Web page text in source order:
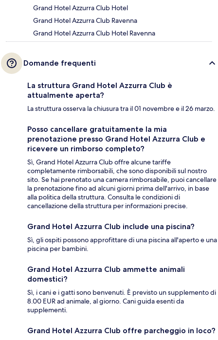
Grand Hotel Azzurra Club Hotel
Grand Hotel Azzurra Club Ravenna
Grand Hotel Azzurra Club Hotel Ravenna
Domande frequenti
La struttura Grand Hotel Azzurra Club è
attualmente aperta?
La struttura osserva la chiusura tra il 01 novembre e il 26 marzo.
Posso cancellare gratuitamente la mia
prenotazione presso Grand Hotel Azzurra Club e
ricevere un rimborso completo?
Sì, Grand Hotel Azzurra Club offre alcune tariffe
completamente rimborsabili, che sono disponibili sul nostro
sito. Se hai prenotato una camera rimborsabile, puoi cancellare
la prenotazione fino ad alcuni giorni prima dell'arrivo, in base
alla politica della struttura. Consulta le condizioni di
cancellazione della struttura per informazioni precise.
Grand Hotel Azzurra Club include una piscina?
Sì, gli ospiti possono approfittare di una piscina all'aperto e una
piscina per bambini.
Grand Hotel Azzurra Club ammette animali
domestici?
Sì, i cani e i gatti sono benvenuti. È previsto un supplemento di
8.00 EUR ad animale, al giorno. Cani guida esenti da
supplementi.
Grand Hotel Azzurra Club offre parcheggio in loco?